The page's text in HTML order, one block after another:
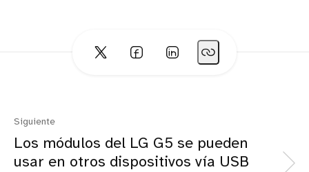
Siguiente
Los módulos del LG G5 se pueden
usar en otros dispositivos vía USB